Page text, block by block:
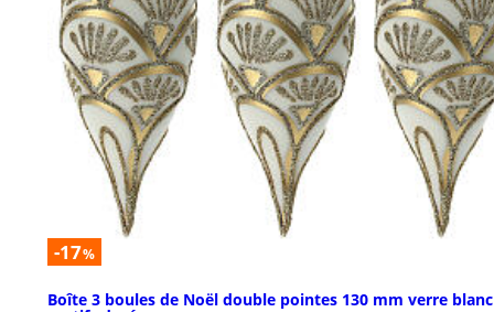
-17%
Boîte 3 boules de Noël double pointes 130 mm verre blanc